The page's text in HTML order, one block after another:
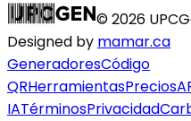
©2026
Designed by mamar.ca
GeneradoresCódigo
QRHerramientasPrecios
IATérminosPrivacidad